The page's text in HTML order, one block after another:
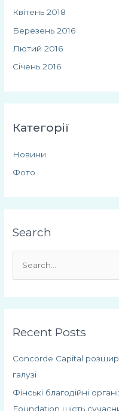
Квітень 2018
Березень 2016
Лютий 2016
Січень 2016
Категорії
Новини
Фото
Search
т
Recent Posts
Concorde Capital
галузі
Фінські благодійні
Foundation шість